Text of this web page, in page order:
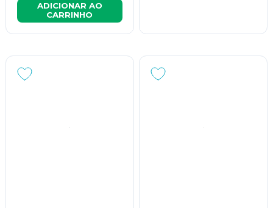
ADICIONAR AO
CARRINHO